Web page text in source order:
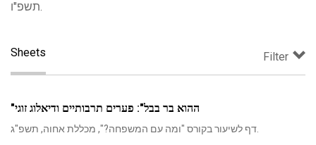
תשפ"ו.
Sheets Filter
"ההוא בר בבל": פערים תרבותיים ודיאלוג זוגי